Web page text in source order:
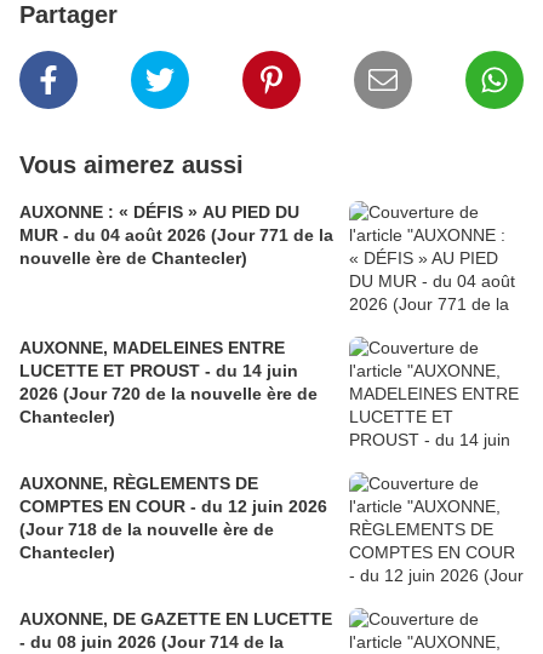
Partager
Vous aimerez aussi
AUXONNE : « DÉFIS » AU PIED DU
MUR - du 04 août 2026 (Jour 771 de la
nouvelle ère de Chantecler)
AUXONNE, MADELEINES ENTRE
LUCETTE ET PROUST - du 14 juin
2026 (Jour 720 de la nouvelle ère de
Chantecler)
AUXONNE, RÈGLEMENTS DE
COMPTES EN COUR - du 12 juin 2026
(Jour 718 de la nouvelle ère de
Chantecler)
AUXONNE, DE GAZETTE EN LUCETTE
- du 08 juin 2026 (Jour 714 de la